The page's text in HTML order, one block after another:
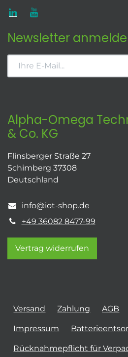
Newsletter
Alpha-Omega
& Co. KG
Flinsberger Straße 27
Schimberg 37308
Deutschland
info@iot-shop.de
+49 36082 8477-99
Vertrag widerrufen
Versand Zahlung AGB
Impressum
Rücknahmepflicht für